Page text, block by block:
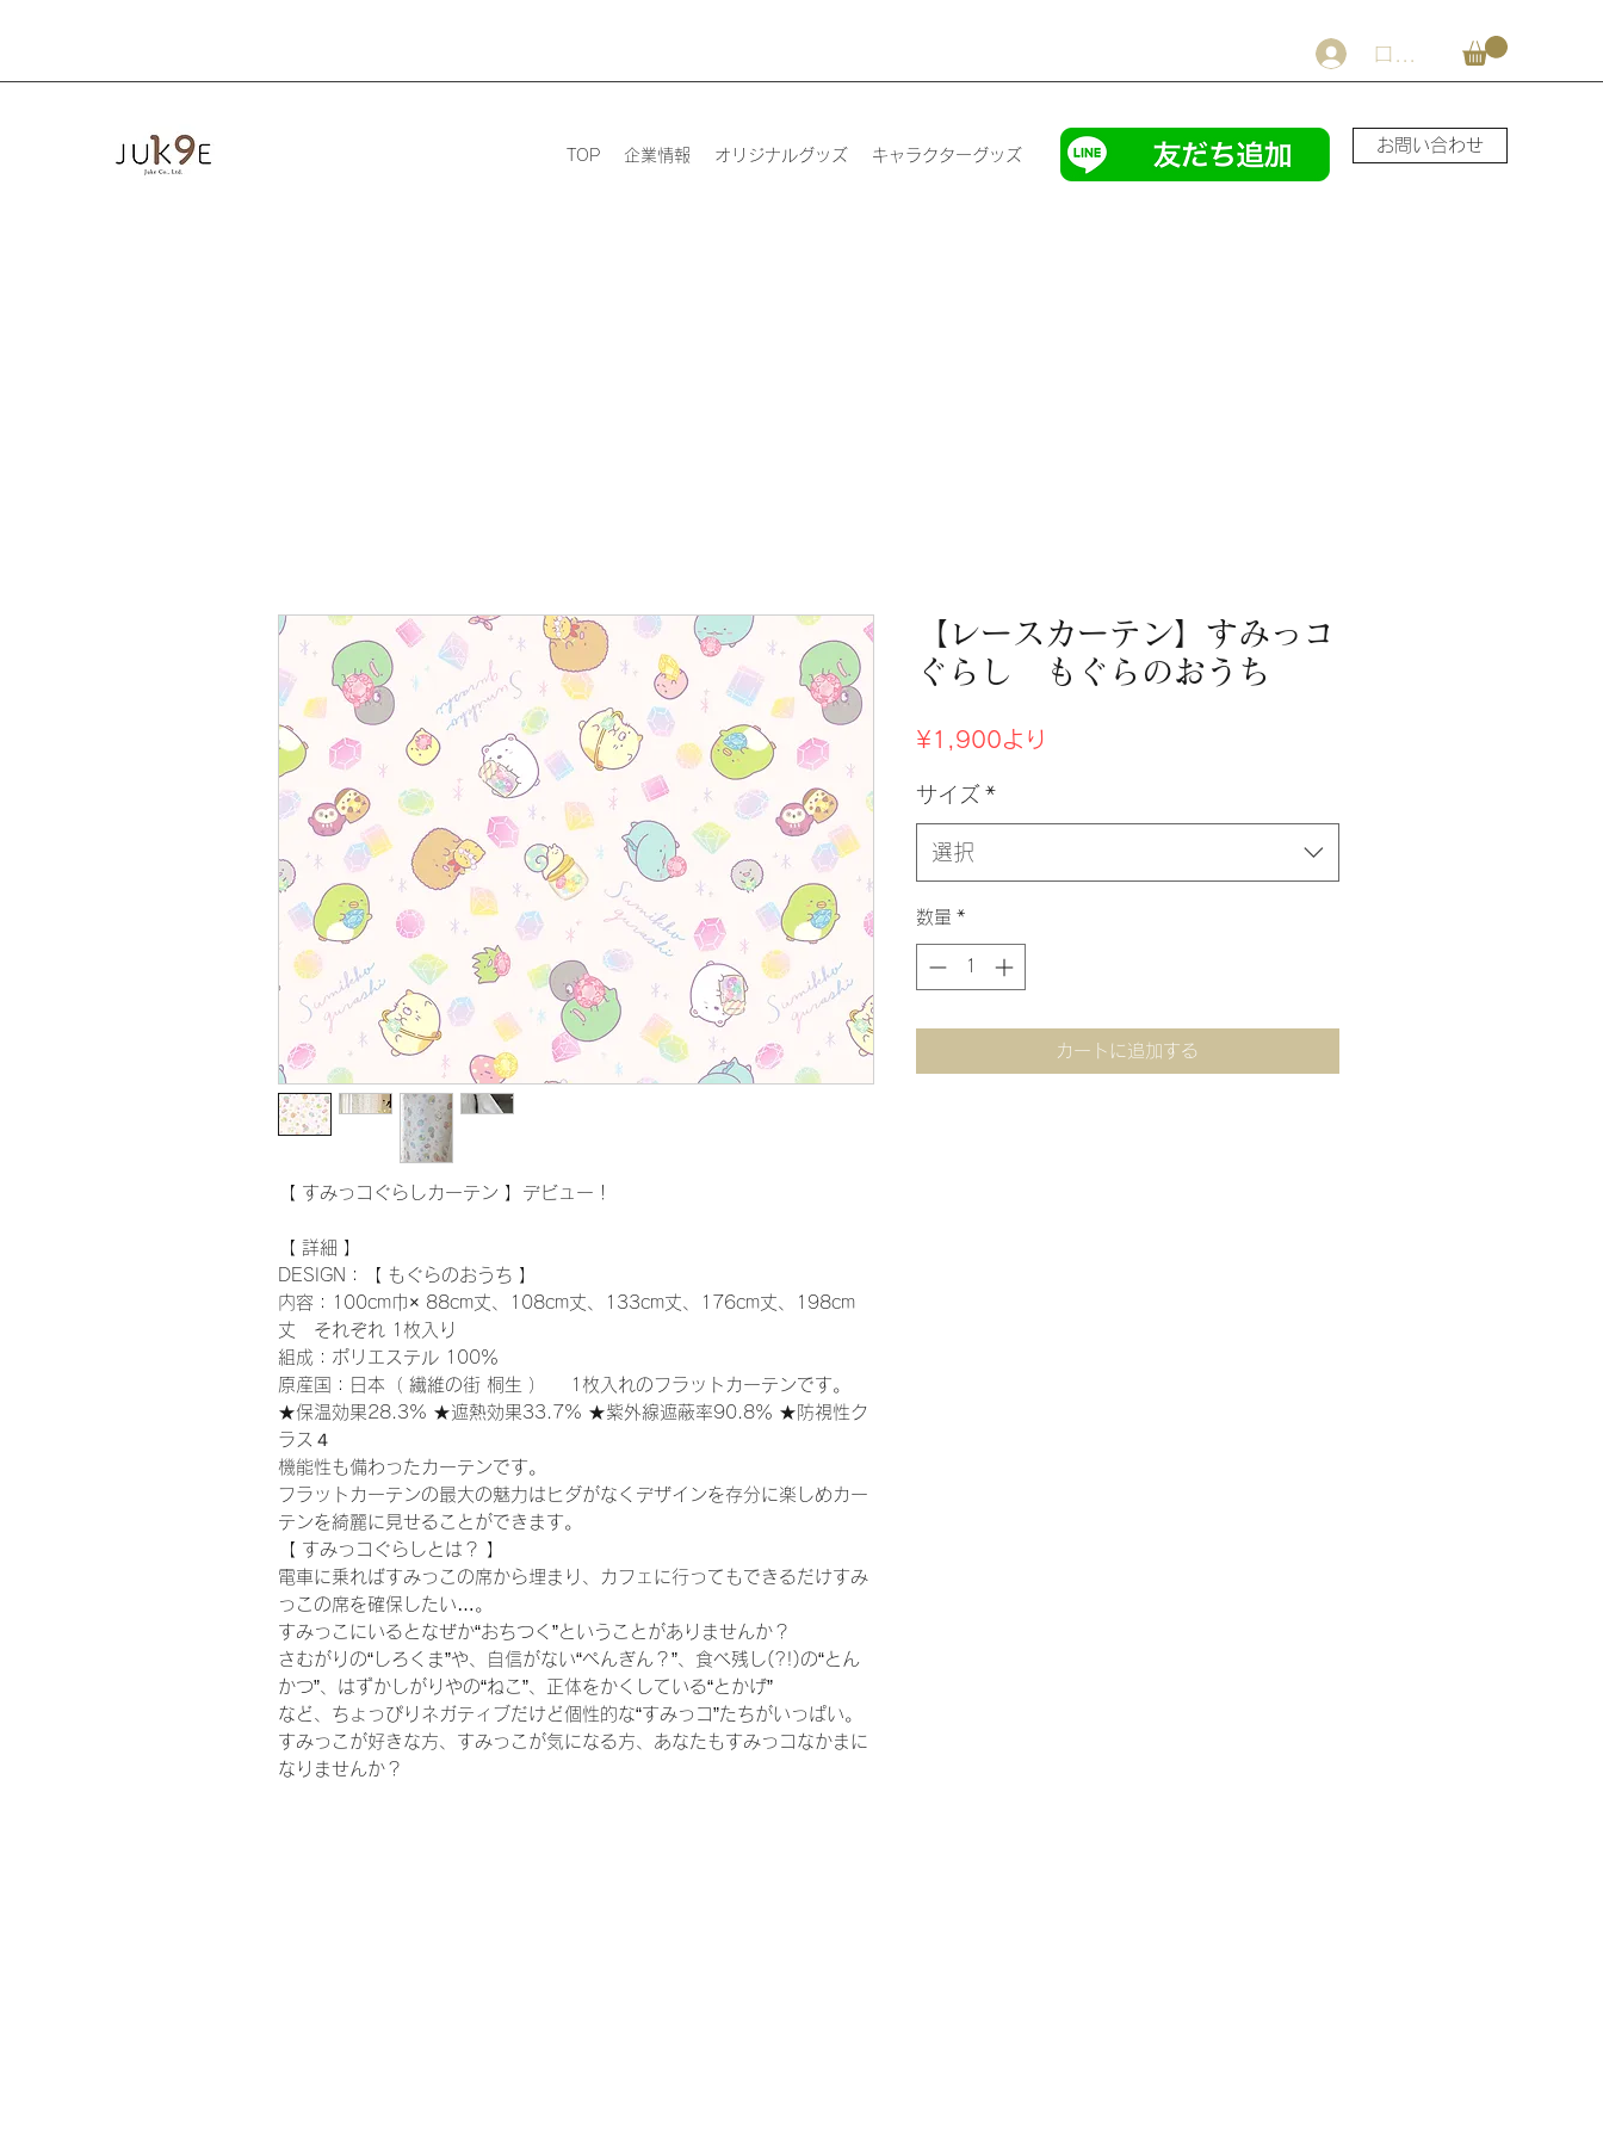
ログイン
TOP 企業情報 オリジナルグッズ キャラクターグッズ
お問い合わせ
【 すみっコぐらしカーテン 】デビュー！
【 詳細 】
DESIGN：【 もぐらのおうち 】
内容：100cm巾× 88cm丈、108cm丈、133cm丈、176cm丈、198cm
丈 それぞれ 1枚入り
組成：ポリエステル 100％
原産国：日本（ 繊維の街 桐生 ） 1枚入れのフラットカーテンです。
★保温効果28.3% ★遮熱効果33.7% ★紫外線遮蔽率90.8％ ★防視性ク
ラス４
機能性も備わったカーテンです。
フラットカーテンの最大の魅力はヒダがなくデザインを存分に楽しめカー
テンを綺麗に見せることができます。
【 すみっコぐらしとは？ 】
電車に乗ればすみっこの席から埋まり、カフェに行ってもできるだけすみ
っこの席を確保したい…。
すみっこにいるとなぜか“おちつく”ということがありませんか？
さむがりの“しろくま”や、自信がない“ぺんぎん？”、食べ残し(?!)の“とん
かつ”、はずかしがりやの“ねこ”、正体をかくしている“とかげ”
など、ちょっぴりネガティブだけど個性的な“すみっコ”たちがいっぱい。
すみっこが好きな方、すみっこが気になる方、あなたもすみっコなかまに
なりませんか？
【レースカーテン】すみっコ
ぐらし もぐらのおうち
¥1,900より
価
サイズ *
選択
数量 *
カートに追加する